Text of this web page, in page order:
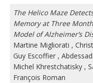
The Helico Maze
Memory at Three
Model of Alzheimer’s
Martine Migliorati ,
Guy Escoffier ,
Michel Khrestchatisky ,
François Roman